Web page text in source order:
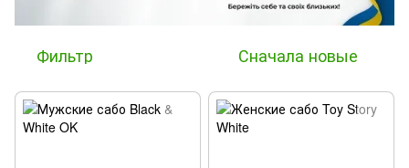
Фильтр Сначала новые